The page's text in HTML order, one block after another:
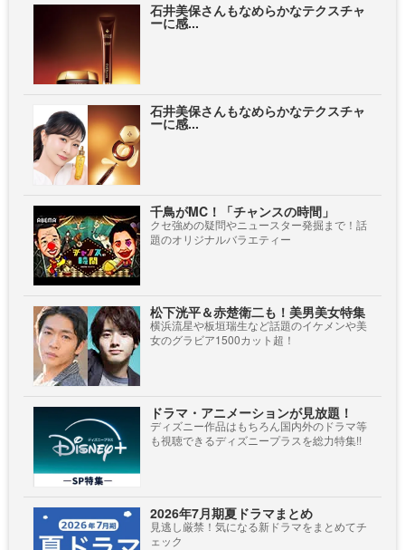
石井美保さんもなめらかなテクスチャ
ーに感...
石井美保さんもなめらかなテクスチャ
ーに感...
千鳥がMC！「チャンスの時間」
クセ強めの疑問やニュースター発掘まで！話
題のオリジナルバラエティー
松下洸平＆赤楚衛二も！美男美女特集
横浜流星や板垣瑞生など話題のイケメンや美
女のグラビア1500カット超！
ドラマ・アニメーションが見放題！
ディズニー作品はもちろん国内外のドラマ等
も視聴できるディズニープラスを総力特集!!
2026年7月期夏ドラマまとめ
見逃し厳禁！気になる新ドラマをまとめてチ
ェック